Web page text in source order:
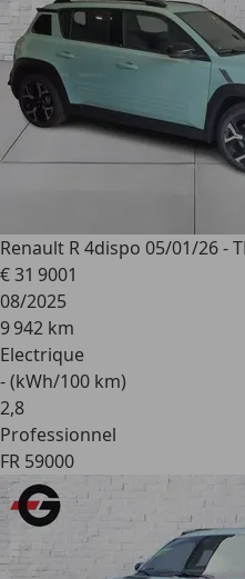
Renault R 4dispo 05/01/26 -
€ 31 9001
08/2025
9 942 km
Electrique
- (kWh/100 km)
2,8
Professionnel
FR 59000